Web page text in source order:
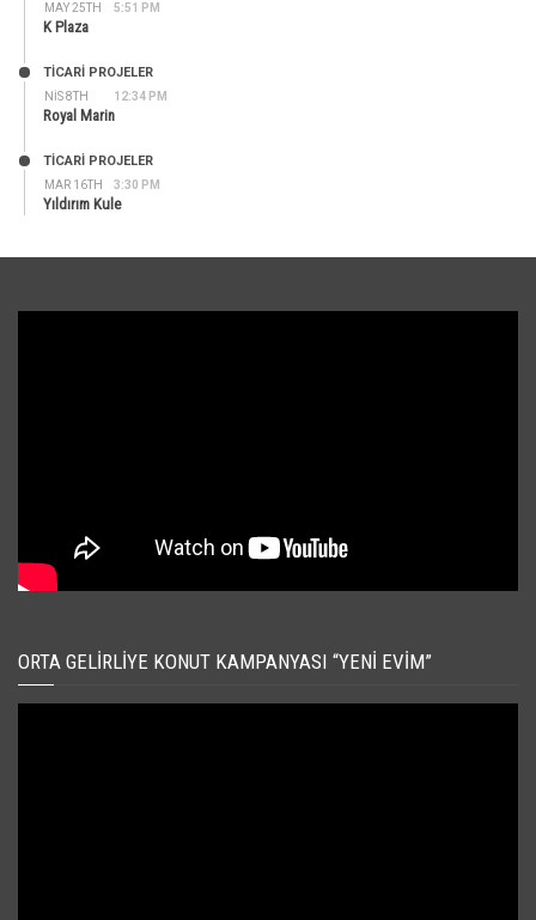
MAY 25TH 5:51 PM
K Plaza
NIS 8TH 12:34 PM
TİCARİ PROJELER
Royal Marin
MAR 16TH 3:30 PM
TİCARİ PROJELER
Yıldırım Kule
ORTA GELIRLIYE KONUT KAMPANYASI “YENI EVIM”